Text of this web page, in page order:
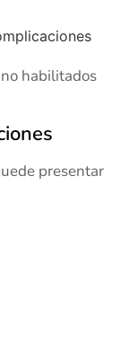
habilitados
presentar